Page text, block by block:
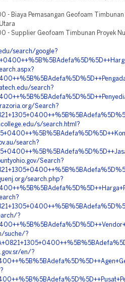
- Biaya Pemasangan Geofoam Timbunan
- Supplier Geofoam Timbunan Proyek
search/google?
search?
Search?
s/search.html?
search?
Search?
search.php?
?
suche/?
en/?